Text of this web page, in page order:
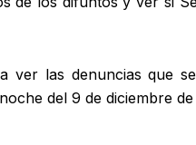
ver las denuncias que
del 9 de diciembre